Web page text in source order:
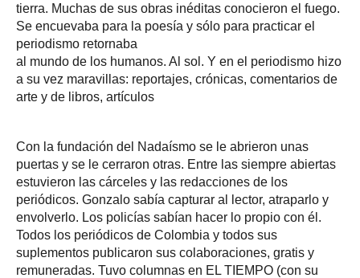
tierra. Muchas de sus obras inéditas conocieron el fuego.
Se encuevaba para la poesía y sólo para practicar el
periodismo retornaba
al mundo de los humanos. Al sol. Y en el periodismo hizo
a su vez maravillas: reportajes, crónicas, comentarios de
arte y de libros, artículos
Con la fundación del Nadaísmo se le abrieron unas
puertas y se le cerraron otras. Entre las siempre abiertas
estuvieron las cárceles y las redacciones de los
periódicos. Gonzalo sabía capturar al lector, atraparlo y
envolverlo. Los policías sabían hacer lo propio con él.
Todos los periódicos de Colombia y todos sus
suplementos publicaron sus colaboraciones, gratis y
remuneradas. Tuvo columnas en EL TIEMPO (con su